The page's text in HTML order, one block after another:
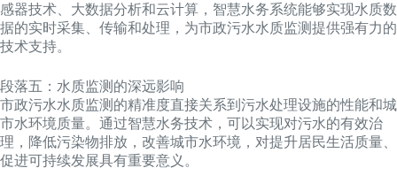
感器技术、大数据分析和云计算，智慧水务系统能够实现水质数
据的实时采集、传输和处理，为市政污水水质监测提供强有力的
技术支持。
段落五：水质监测的深远影响
市政污水水质监测的精准度直接关系到污水处理设施的性能和城
市水环境质量。通过智慧水务技术，可以实现对污水的有效治
理，降低污染物排放，改善城市水环境，对提升居民生活质量、
促进可持续发展具有重要意义。